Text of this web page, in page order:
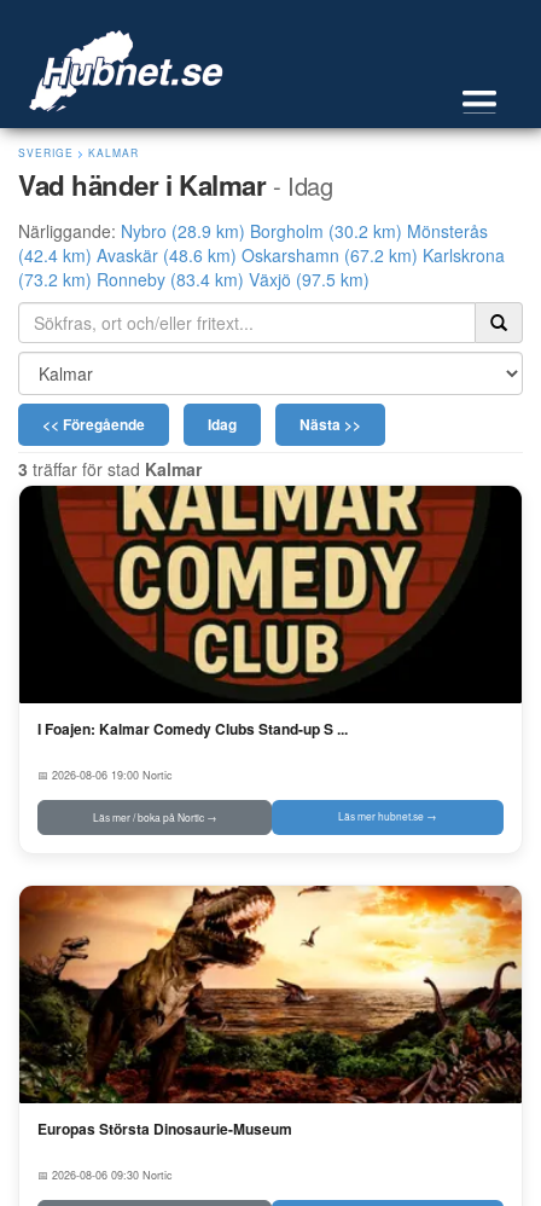
SVERIGE > KALMAR
Vad händer i Kalmar- Idag
Närliggande: Nybro (28.9 km) Borgholm (30.2 km) Mönsterås
(42.4 km) Avaskär (48.6 km) Oskarshamn (67.2 km) Karlskrona
(73.2 km) Ronneby (83.4 km) Växjö (97.5 km)
<< Föregående Idag Nästa >>
3 träffar för stad Kalmar
I Foajen: Kalmar Comedy Clubs Stand-up S ...
📅 2026-08-06 19:00 Nortic
Läs mer / boka på Nortic → Läs mer hubnet.se →
Europas Största Dinosaurie-Museum
📅 2026-08-06 09:30 Nortic